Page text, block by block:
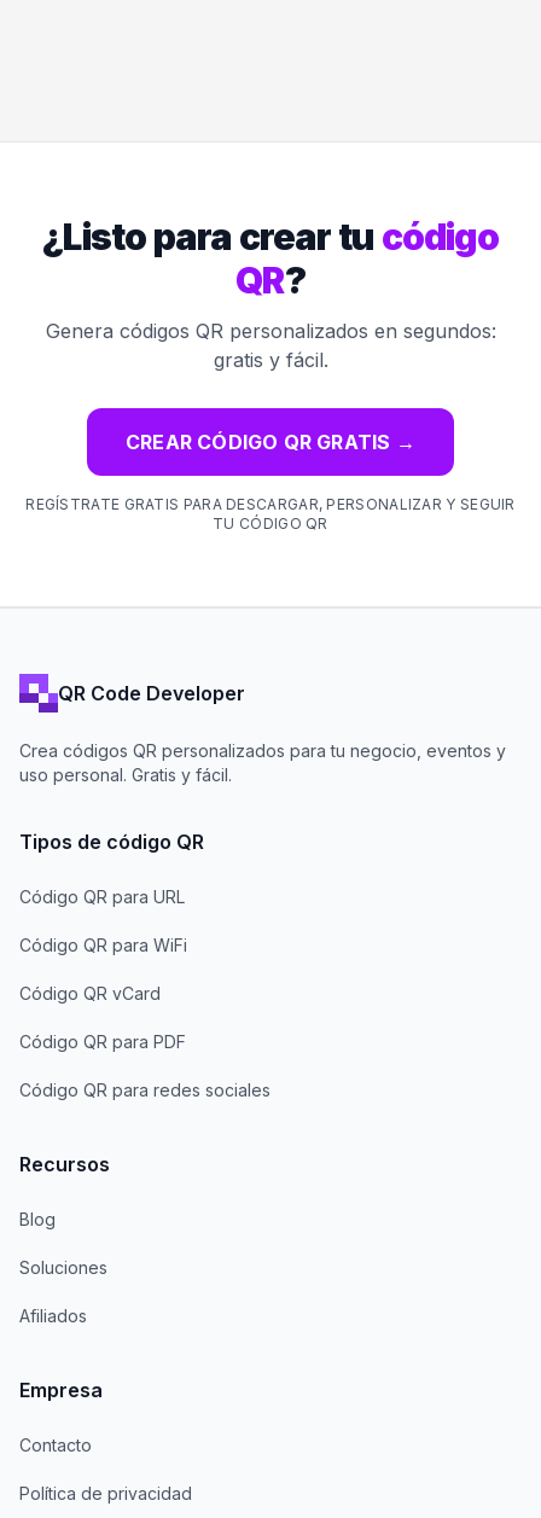
¿Listo para crear tu código
QR?
Genera códigos QR personalizados en segundos:
gratis y fácil.
CREAR CÓDIGO QR GRATIS →
REGÍSTRATE GRATIS PARA DESCARGAR, PERSONALIZAR Y SEGUIR
TU CÓDIGO QR
QR Code Developer
Crea códigos QR personalizados para tu negocio, eventos y
uso personal. Gratis y fácil.
Tipos de código QR
Código QR para URL
Código QR para WiFi
Código QR vCard
Código QR para PDF
Código QR para redes sociales
Recursos
Blog
Soluciones
Afiliados
Empresa
Contacto
Política de privacidad